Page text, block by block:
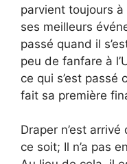
parvient toujours
ses meilleurs
passé quand il
peu de fanfare à
ce qui s’est passé
fait sa première
Draper n’est
ce soit; Il n’a pas